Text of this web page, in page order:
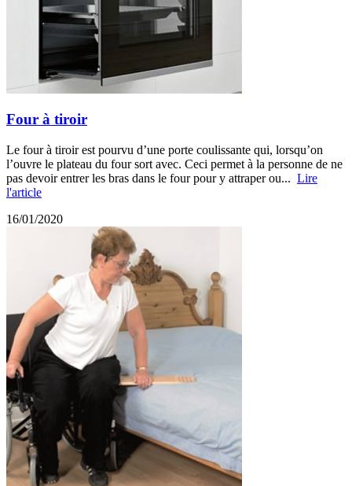
Four à tiroir
Le four à tiroir est pourvu d’une porte coulissante qui, lorsqu’on
l’ouvre le plateau du four sort avec. Ceci permet à la personne de ne
pas devoir entrer les bras dans le four pour y attraper ou... Lire
l'article
16/01/2020